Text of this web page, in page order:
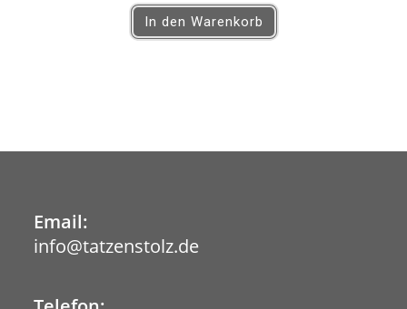
war:
€65,00
ist:
€55,00.
In den Warenkorb
Email:
info@tatzenstolz.deOpens